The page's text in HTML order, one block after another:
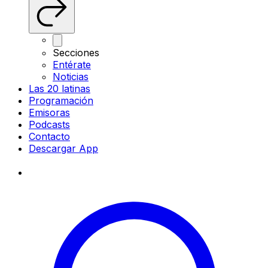
Secciones
Entérate
Noticias
Las 20 latinas
Programación
Emisoras
Podcasts
Contacto
Descargar App